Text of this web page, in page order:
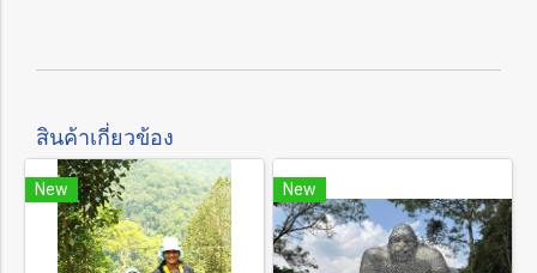
สินค้าเกี่ยวข้อง
New New